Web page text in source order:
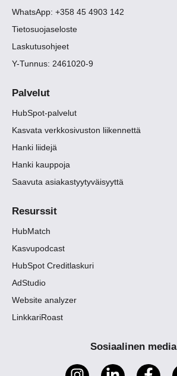
WhatsApp: +358 45 4903 142
Tietosuojaseloste
Laskutusohjeet
Y-Tunnus: 2461020-9
Palvelut
HubSpot-palvelut
Kasvata verkkosivuston liikennettä
Hanki liidejä
Hanki kauppoja
Saavuta asiakastyytyväisyyttä
Resurssit
HubMatch
Kasvupodcast
HubSpot Creditlaskuri
AdStudio
Website analyzer
LinkkariRoast
Sosiaalinen media